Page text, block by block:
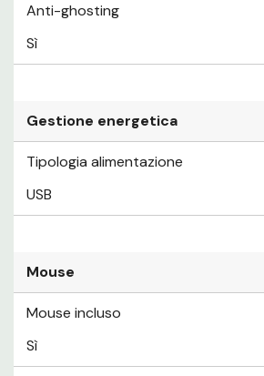
Anti-ghosting
Sì
Gestione energetica
Tipologia alimentazione
USB
Mouse
Mouse incluso
Sì